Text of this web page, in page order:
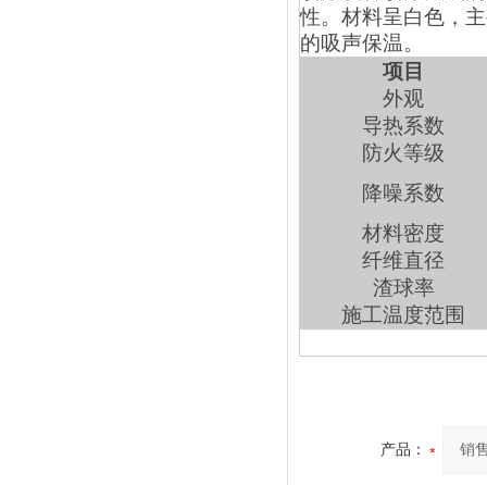
性。材料呈白色，
的吸声保温。
项目
外观
导热系数
防火等级
降噪系数
材料密度
纤维直径
渣球率
施工温度范围
产品：